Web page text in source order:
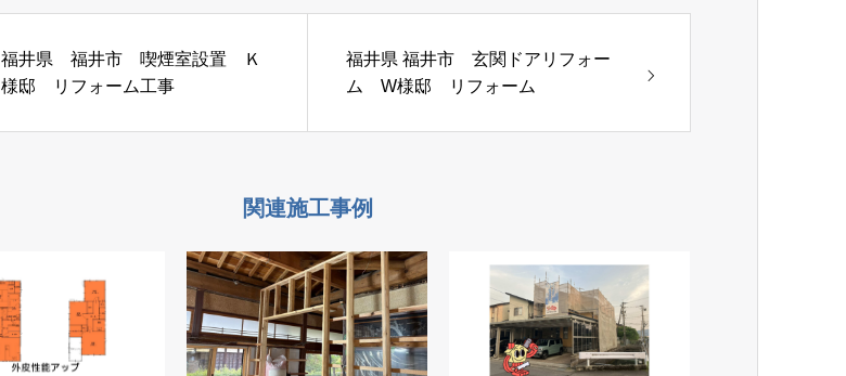
福井県 福井市 喫煙室設置 Ｋ
様邸 リフォーム工事
福井県 福井市 玄関ドアリフォー
ム W様邸 リフォーム
関連施工事例